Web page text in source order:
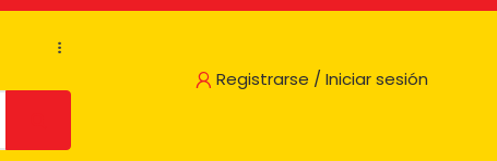
...
Registrarse / Iniciar sesión